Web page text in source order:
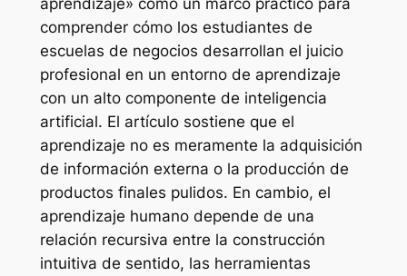
comprender cómo los estudiantes de
escuelas de negocios desarrollan el juicio
profesional en un entorno de aprendizaje
con un alto componente de inteligencia
artificial. El artículo sostiene que el
aprendizaje no es meramente la adquisición
de información externa o la producción de
productos finales pulidos. En cambio, el
aprendizaje humano depende de una
relación recursiva entre la construcción
intuitiva de sentido, las herramientas